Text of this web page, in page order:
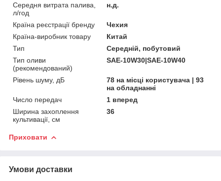
Середня витрата палива,
л/год
н.д.
Країна реєстрації бренду
Чехия
Країна-виробник товару
Китай
Тип
Середній, побутовий
Тип оливи
(рекомендований)
SAE-10W30|SAE-10W40
Рівень шуму, дБ
78 на місці користувача | 93
на обладнанні
Число передач
1 вперед
Ширина захоплення
культивації, см
36
Приховати
Умови доставки